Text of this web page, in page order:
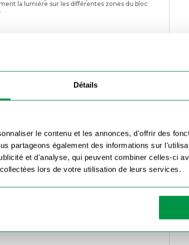
Détails
le contenu et les annonces, d'offrir des
partageons également des informations sur
et d'analyse, qui peuvent combiner celles-ci
lors de votre utilisation de leurs services.
la lumière sur les différentes zones du bloc
le cabochon est abîmé ou opaque, inutile de
remise en état rapide à moindre coût, avec